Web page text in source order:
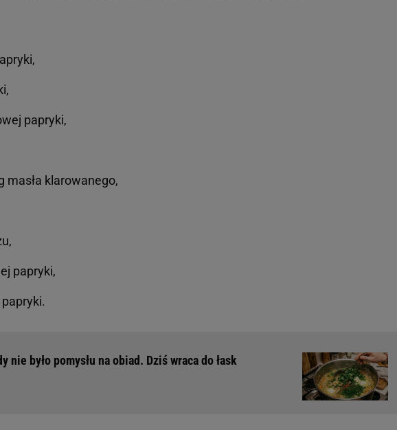
papryki,
masła klarowanego,
papryki,
nie było pomysłu na obiad. Dziś wraca do łask